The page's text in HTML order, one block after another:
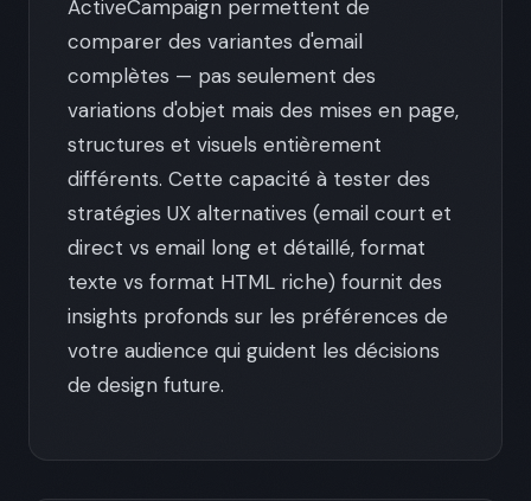
ActiveCampaign permettent de
comparer des variantes d'email
complètes — pas seulement des
variations d'objet mais des mises en page,
structures et visuels entièrement
différents. Cette capacité à tester des
stratégies UX alternatives (email court et
direct vs email long et détaillé, format
texte vs format HTML riche) fournit des
insights profonds sur les préférences de
votre audience qui guident les décisions
de design future.